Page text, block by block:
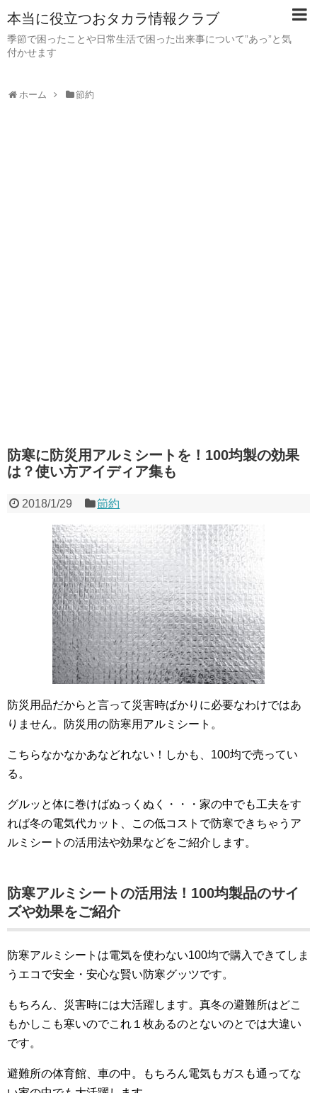
本当に役立つおタカラ情報クラブ
季節で困ったことや日常生活で困った出来事について”あっ”と気
付かせます
ホーム 節約
防寒に防災用アルミシートを！100均製の効果
は？使い方アイディア集も
2018/1/29 節約
防災用品だからと言って災害時ばかりに必要なわけではあ
りません。防災用の防寒用アルミシート。
こちらなかなかあなどれない！しかも、100均で売ってい
る。
グルッと体に巻けばぬっくぬく・・・家の中でも工夫をす
れば冬の電気代カット、この低コストで防寒できちゃうア
ルミシートの活用法や効果などをご紹介します。
防寒アルミシートの活用法！100均製品のサイ
ズや効果をご紹介
防寒アルミシートは電気を使わない100均で購入できてしま
うエコで安全・安心な賢い防寒グッツです。
もちろん、災害時には大活躍します。真冬の避難所はどこ
もかしこも寒いのでこれ１枚あるのとないのとでは大違い
です。
避難所の体育館、車の中。もちろん電気もガスも通ってな